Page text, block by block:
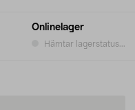
Onlinelager
Hämtar lagerstatus...